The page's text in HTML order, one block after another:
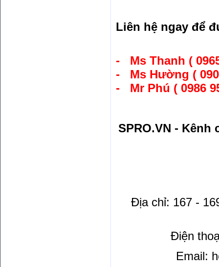
Liên hệ ngay để
- Ms Thanh (
- Ms Hường (
- Mr Phú ( 0986
SPRO.VN -
Địa chỉ: 167 -
Điện
Email: